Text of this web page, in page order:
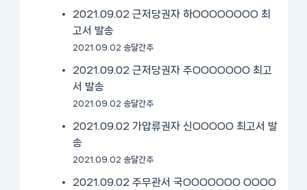
2021.09.02 근저당권자 하OOOOOOOO 최
고서 발송
2021.09.02 송달간주
2021.09.02 근저당권자 주OOOOOOO 최고
서 발송
2021.09.02 송달간주
2021.09.02 가압류권자 신OOOOO 최고서 발
송
2021.09.02 송달간주
2021.09.02 주무관서 국OOOOOOO OOOO